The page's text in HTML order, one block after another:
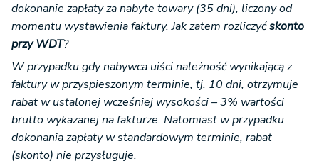
dokonanie zapłaty za nabyte towary (35 dni), liczony od
momentu wystawienia faktury. Jak zatem rozliczyćskonto
przy WDT?
W przypadku gdy nabywca uiści należność wynikającą z
faktury w przyspieszonym terminie, tj. 10 dni, otrzymuje
rabat w ustalonej wcześniej wysokości – 3% wartości
brutto wykazanej na fakturze. Natomiast w przypadku
dokonania zapłaty w standardowym terminie, rabat
(skonto) nie przysługuje.